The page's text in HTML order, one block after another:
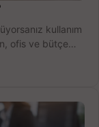
kullanım
ofis ve bütçe